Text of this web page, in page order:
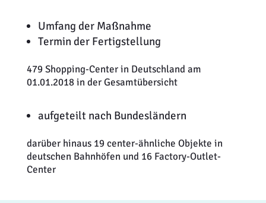
Umfang der Maßnahme
Termin der Fertigstellung
479 Shopping-Center in Deutschland am
01.01.2018 in der Gesamtübersicht
aufgeteilt nach Bundesländern
darüber hinaus 19 center-ähnliche Objekte in
deutschen Bahnhöfen und 16 Factory-Outlet-
Center